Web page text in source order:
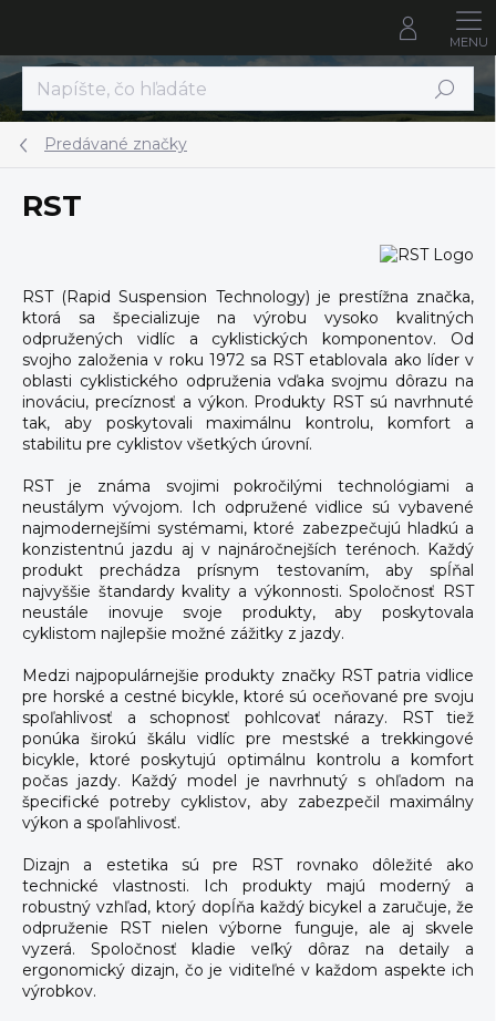
obsah
Hľadať
Predávané značky
RST
RST (Rapid Suspension Technology) je prestížna značka,
ktorá sa špecializuje na výrobu vysoko kvalitných
odpružených vidlíc a cyklistických komponentov. Od
svojho založenia v roku 1972 sa RST etablovala ako líder v
oblasti cyklistického odpruženia vďaka svojmu dôrazu na
inováciu, precíznosť a výkon. Produkty RST sú navrhnuté
tak, aby poskytovali maximálnu kontrolu, komfort a
stabilitu pre cyklistov všetkých úrovní.
RST je známa svojimi pokročilými technológiami a
neustálym vývojom. Ich odpružené vidlice sú vybavené
najmodernejšími systémami, ktoré zabezpečujú hladkú a
konzistentnú jazdu aj v najnáročnejších terénoch. Každý
produkt prechádza prísnym testovaním, aby spĺňal
najvyššie štandardy kvality a výkonnosti. Spoločnosť RST
neustále inovuje svoje produkty, aby poskytovala
cyklistom najlepšie možné zážitky z jazdy.
Medzi najpopulárnejšie produkty značky RST patria vidlice
pre horské a cestné bicykle, ktoré sú oceňované pre svoju
spoľahlivosť a schopnosť pohlcovať nárazy. RST tiež
ponúka širokú škálu vidlíc pre mestské a trekkingové
bicykle, ktoré poskytujú optimálnu kontrolu a komfort
počas jazdy. Každý model je navrhnutý s ohľadom na
špecifické potreby cyklistov, aby zabezpečil maximálny
výkon a spoľahlivosť.
Dizajn a estetika sú pre RST rovnako dôležité ako
technické vlastnosti. Ich produkty majú moderný a
robustný vzhľad, ktorý dopĺňa každý bicykel a zaručuje, že
odpruženie RST nielen výborne funguje, ale aj skvele
vyzerá. Spoločnosť kladie veľký dôraz na detaily a
ergonomický dizajn, čo je viditeľné v každom aspekte ich
výrobkov.